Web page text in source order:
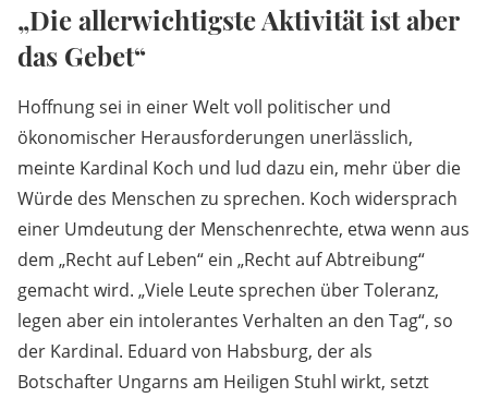
„Die allerwichtigste Aktivität ist aber
das Gebet“
Hoffnung sei in einer Welt voll politischer und
ökonomischer Herausforderungen unerlässlich,
meinte Kardinal Koch und lud dazu ein, mehr über die
Würde des Menschen zu sprechen. Koch widersprach
einer Umdeutung der Menschenrechte, etwa wenn aus
dem „Recht auf Leben“ ein „Recht auf Abtreibung“
gemacht wird. „Viele Leute sprechen über Toleranz,
legen aber ein intolerantes Verhalten an den Tag“, so
der Kardinal. Eduard von Habsburg, der als
Botschafter Ungarns am Heiligen Stuhl wirkt, setzt